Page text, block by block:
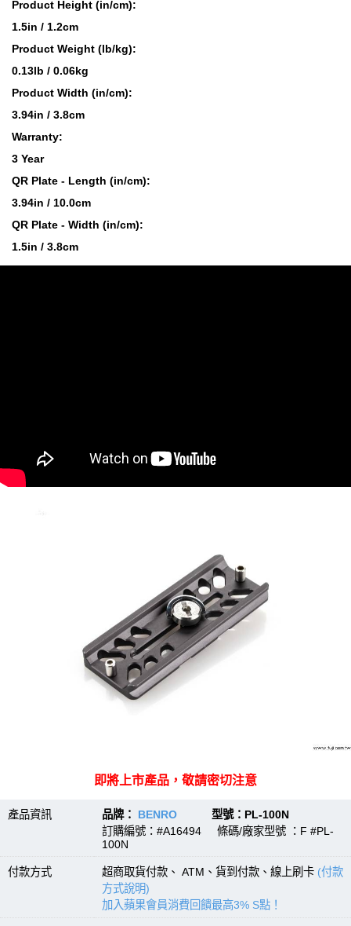
Product Height (in/cm):
1.5in / 1.2cm
Product Weight (lb/kg):
0.13lb / 0.06kg
Product Width (in/cm):
3.94in / 3.8cm
Warranty:
3 Year
QR Plate - Length (in/cm):
3.94in / 10.0cm
QR Plate - Width (in/cm):
1.5in / 3.8cm
即將上市產品，敬請密切注意
產品資訊 品牌： BENRO 型號：PL-100N
訂購編號：#A16494 條碼/廠家型號 ：F #PL-
100N
付款方式 超商取貨付款、 ATM、貨到付款、線上刷卡 (付款
方式說明)
加入蘋果會員消費回饋最高3% S點！